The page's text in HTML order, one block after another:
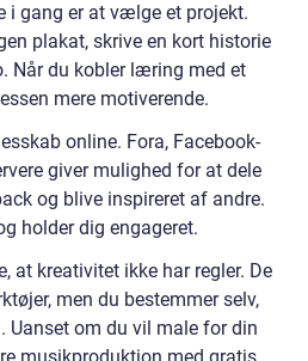
i gang er at vælge et projekt.
plakat, skrive en kort historie
Når du kobler læring med et
mere motiverende.
online. Fora, Facebook-
giver mulighed for at dele
og blive inspireret af andre.
holder dig engageret.
at kreativitet ikke har regler. De
men du bestemmer selv,
Uanset om du vil male for din